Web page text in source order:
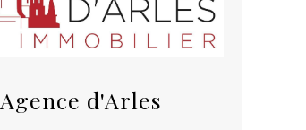
Agence d'Arles